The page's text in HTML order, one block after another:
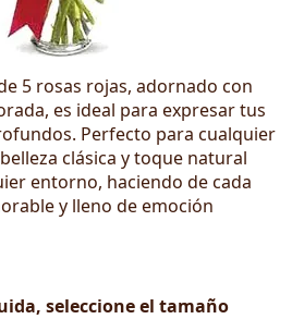
5 rosas rojas, adornado con
es ideal para expresar tus
Perfecto para cualquier
clásica y toque natural
entorno, haciendo de cada
y lleno de emoción
seleccione el tamaño